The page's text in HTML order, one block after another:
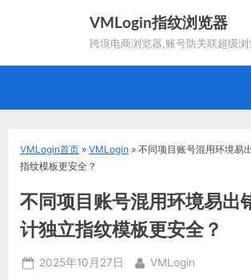
VMLogin指纹浏览器
跨境电商浏览器,账号防关联超级浏
VMLogin首页 » VMLogin » 不同项目账号混用环境易
指纹模板更安全？
不同项目账号混用环境易出
计独立指纹模板更安全？
Posted
2025年10月27日 By
VMLogin